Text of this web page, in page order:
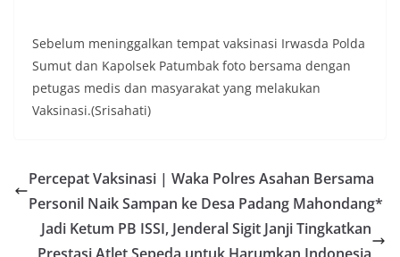
Sebelum meninggalkan tempat vaksinasi Irwasda Polda
Sumut dan Kapolsek Patumbak foto bersama dengan
petugas medis dan masyarakat yang melakukan
Vaksinasi.(Srisahati)
Percepat Vaksinasi | Waka Polres Asahan Bersama
Personil Naik Sampan ke Desa Padang Mahondang*
Jadi Ketum PB ISSI, Jenderal Sigit Janji Tingkatkan